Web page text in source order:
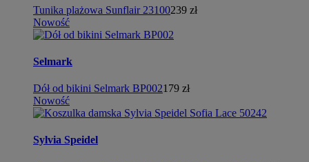
Tunika plażowa Sunflair 23100239 zł
Nowość
Selmark
Dół od bikini Selmark BP002179 zł
Nowość
Sylvia Speidel